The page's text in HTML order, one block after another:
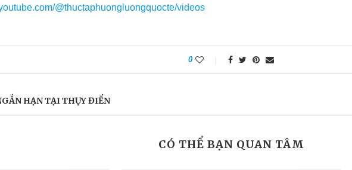
@thuctaphuongluongquocte/videos
0
HẠN TẠI THỤY ĐIỂN
CÓ THỂ BẠN QUAN TÂM